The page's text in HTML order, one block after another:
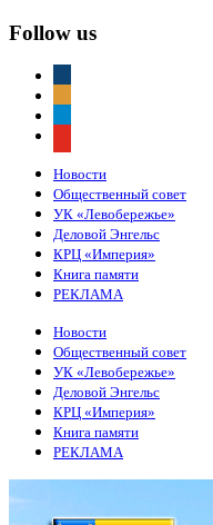
Follow us
Новости
Общественный совет
УК «Левобережье»
Деловой Энгельс
КРЦ «Империя»
Книга памяти
РЕКЛАМА
Новости
Общественный совет
УК «Левобережье»
Деловой Энгельс
КРЦ «Империя»
Книга памяти
РЕКЛАМА